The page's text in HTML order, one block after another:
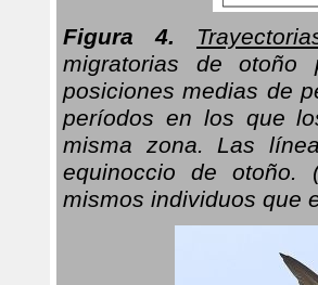
Figura 4.
migratorias de otoño
posiciones medias de
períodos en los que
misma zona. Las
equinoccio de otoño.
mismos individuos que